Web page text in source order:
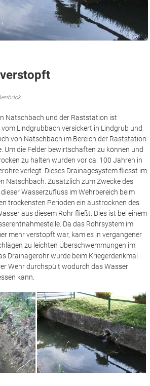
Natschbach und der Raststation ist
Lindgrubbach versickert in Lindgrub und
von Natschbach im Bereich der Raststation
Um die Felder bewirtschaften zu können und
zu halten wurden vor ca. 100 Jahren in
verlegt. Dieses Drainagesystem fliesst im
Natschbach. Zusätzlich zum Zwecke des
Wasserzufluss im Wehrbereich beim
trockensten Perioden ein austrocknen des
aus diesem Rohr fließt. Dies ist bei einem
Da das Rohrsystem im
mehr verstopft war, kam es in vergangener
zu leichten Überschwemmungen im
Drainagerohr wurde beim Kriegerdenkmal
Wehr durchspült wodurch das Wasser
kann.